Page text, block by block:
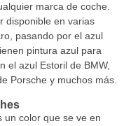
marca de coche.
disponible en varias
pasando por el azul
pintura azul para
el azul Estoril de BMW,
Porsche y muchos más.
un color que se ve en